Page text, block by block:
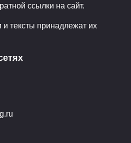
ссылки на сайт.
и тексты принадлежат их